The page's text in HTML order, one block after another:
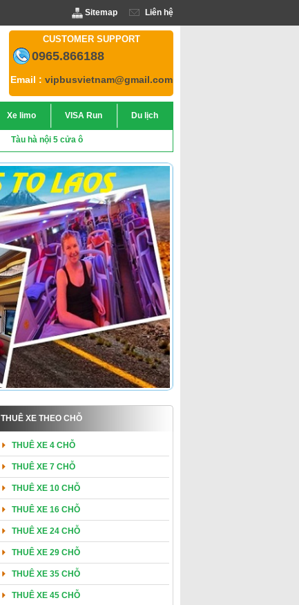
Sitemap Liên hệ
CUSTOMER SUPPORT
0965.866188
Email : vipbusvietnam@gmail.com
Tàu hà nội 5 cửa ô
Xe limo VISA Run Du lịch
THUÊ XE THEO CHỖ
THUÊ XE 4 CHỖ
THUÊ XE 7 CHỖ
THUÊ XE 10 CHỖ
THUÊ XE 16 CHỖ
THUÊ XE 24 CHỖ
THUÊ XE 29 CHỖ
THUÊ XE 35 CHỖ
THUÊ XE 45 CHỖ